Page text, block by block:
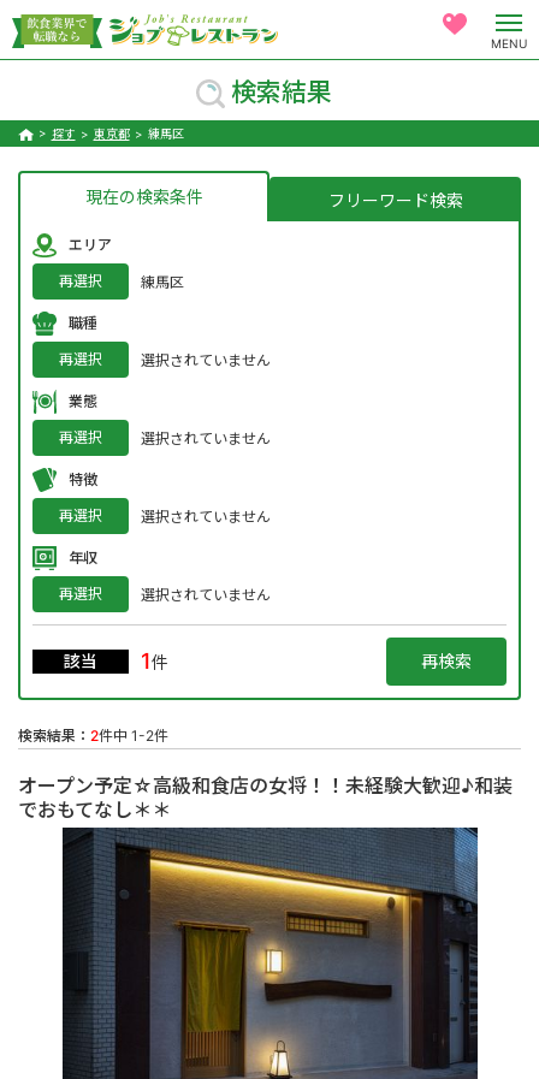
MENU
検索結果
探す 東京都 練馬区
現在の検索条件 フリーワード検索
エリア
再選択
練馬区
職種
再選択
選択されていません
業態
再選択
選択されていません
特徴
再選択
選択されていません
年収
再選択
選択されていません
該当 1件
検索結果： 2件中 1-2件
オープン予定☆高級和食店の女将！！未経験大歓迎♪和装
でおもてなし＊＊